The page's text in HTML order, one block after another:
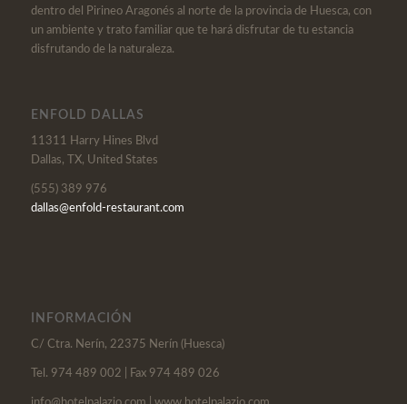
dentro del Pirineo Aragonés al norte de la provincia de Huesca, con
un ambiente y trato familiar que te hará disfrutar de tu estancia
disfrutando de la naturaleza.
ENFOLD DALLAS
11311 Harry Hines Blvd
Dallas, TX, United States
(555) 389 976
dallas@enfold-restaurant.com
INFORMACIÓN
C/ Ctra. Nerín, 22375 Nerín (Huesca)
Tel. 974 489 002 | Fax 974 489 026